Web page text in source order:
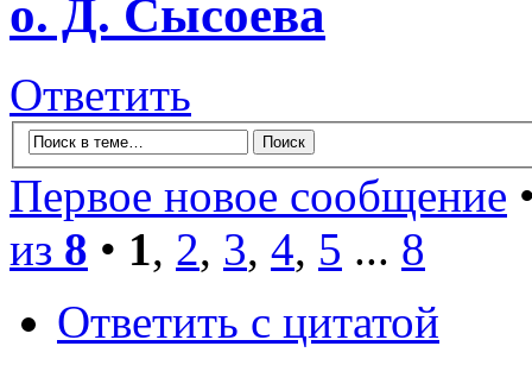
о. Д. Сысоева
Ответить
Первое новое сообщение
из 8 • 1, 2, 3, 4, 5 ... 8
Ответить с цитатой